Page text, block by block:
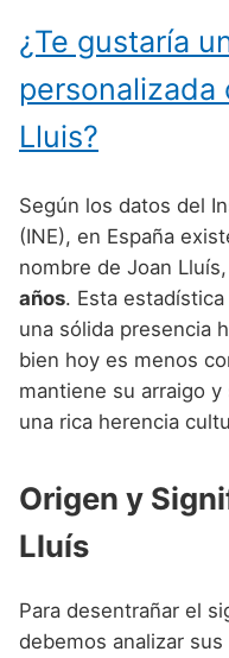
Nombres de
Nombres de
Nombres de
Nombres de
Nombres de
Nombres de
Nombres de
Nombres de
Nombres de
Nombres
Nombres
Nombres
Nombres
¿Te gustaría
personalizada
Lluis?
Según los datos del
(INE), en España
nombre de Joan
años. Esta
una sólida presencia
bien hoy es menos
mantiene su arraigo
una rica herencia
Origen y
Lluís
Para desentrañar el
debemos analizar